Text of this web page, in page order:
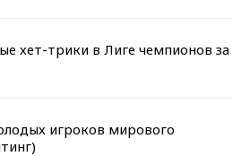
хет-трики в Лиге чемпионов за
игроков мирового